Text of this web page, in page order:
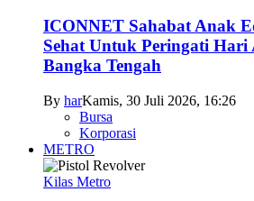
ICONNET Sahabat Anak
Sehat Untuk Peringati Hari
Bangka Tengah
By harKamis, 30 Juli 2026, 16:26
Bursa
Korporasi
METRO
Kilas Metro